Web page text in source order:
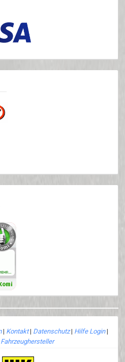
| Kontakt| Datenschutz| Hilfe Login|
Fahrzeughersteller